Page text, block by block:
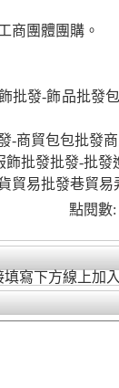
商團體團購。
批發-飾品批發
-商貿包包批發
批發批發-批發
貿易批發巷貿易
點閱數:
寫下方線上加